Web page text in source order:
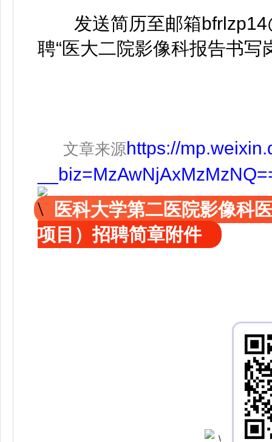
发送简历至邮箱
聘“医大二院影像科报告书写
文章来源https://
医科大学第二医院影像科
项目）招聘简章附件